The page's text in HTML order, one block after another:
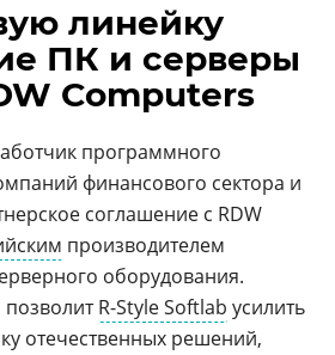
линейку
ПК и серверы
Computers
программного
финансового сектора и
соглашение с RDW
производителем
оборудования.
позволитR-Style Softlab усилить
отечественных решений,